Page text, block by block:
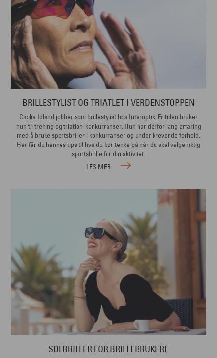
BRILLESTYLIST OG TRIATLET I VERDENSTOPPEN
Cicilia Idland jobber som brillestylist hos Interoptik. Fritiden bruker
hun til trening og triatlon-konkurranser. Hun har derfor lang erfaring
med å bruke sportsbriller i konkurranser og under krevende forhold.
Her får du hennes tips til hva du bør tenke på når du skal velge riktig
sportsbrille for din aktivitet.
LES MER
SOLBRILLER FOR BRILLEBRUKERE